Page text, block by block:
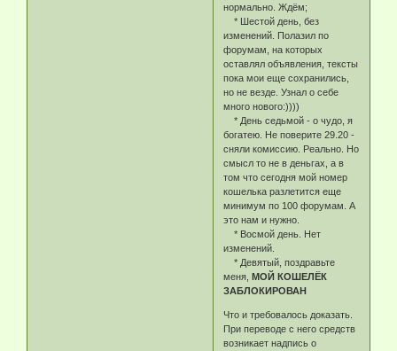
нормально. Ждём;
* Шестой день, без
изменений. Полазил по
форумам, на которых
оставлял объявления, тексты
пока мои еще сохранились,
но не везде. Узнал о себе
много нового:))))
* День седьмой - о чудо, я
богатею. Не поверите 29.20 -
сняли комиссию. Реально. Но
смысл то не в деньгах, а в
том что сегодня мой номер
кошелька разлетится еще
минимум по 100 форумам. А
это нам и нужно.
* Восмой день. Нет
изменений.
* Девятый, поздравьте
меня,МОЙ КОШЕЛЁК
ЗАБЛОКИРОВАН
Что и требовалось доказать.
При переводе с него средств
возникает надпись о